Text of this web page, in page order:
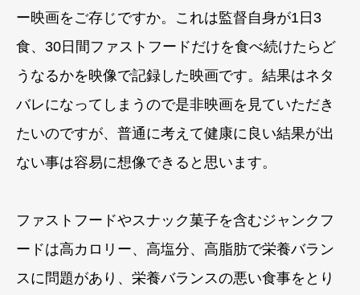
ー映画をご存じですか。これは監督自身が1日3
食、30日間ファストフードだけを食べ続けたらど
うなるかを映像で記録した映画です。結果はネタ
バレになってしまうので是非映画を見ていただき
たいのですが、普通に考えて健康に良い結果が出
ない事は容易に想像できると思います。
ファストフードやスナック菓子を含むジャンクフ
ードは高カロリー、高塩分、高脂肪で栄養バラン
スに問題があり、栄養バランスの悪い食事をとり